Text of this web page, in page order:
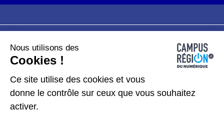
Plan du site
Données personnelles
Gérer les cookies
Nous utilisons des
Cookies !
Ce site utilise des cookies et vous
donne le contrôle sur ceux que vous souhaitez
activer.